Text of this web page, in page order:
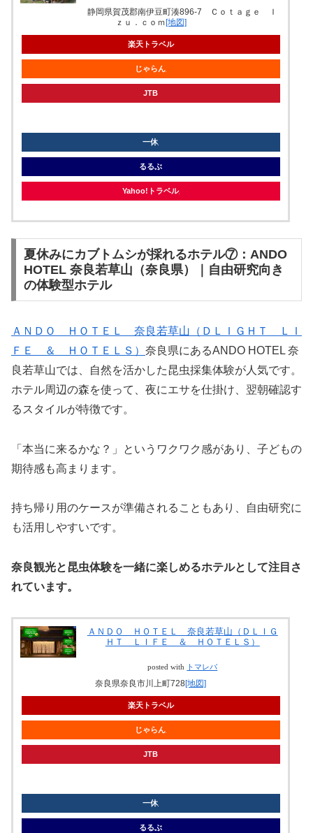
静岡県賀茂郡南伊豆町湊896-7 Ｃｏｔａｇｅ Ｉ
ｚｕ．ｃｏｍ[地図]
楽天トラベル
じゃらん
JTB
一休
るるぶ
Yahoo!トラベル
夏休みにカブトムシが採れるホテル⑦：ANDO
HOTEL 奈良若草山（奈良県）｜自由研究向き
の体験型ホテル
ＡＮＤＯ ＨＯＴＥＬ 奈良若草山（ＤＬＩＧＨＴ ＬＩ
ＦＥ ＆ ＨＯＴＥＬＳ） 奈良県にあるANDO HOTEL 奈
良若草山では、自然を活かした昆虫採集体験が人気です。
ホテル周辺の森を使って、夜にエサを仕掛け、翌朝確認す
るスタイルが特徴です。
「本当に来るかな？」というワクワク感があり、子どもの
期待感も高まります。
持ち帰り用のケースが準備されることもあり、自由研究に
も活用しやすいです。
奈良観光と昆虫体験を一緒に楽しめるホテルとして注目さ
れています。
ＡＮＤＯ ＨＯＴＥＬ 奈良若草山（ＤＬＩＧ
ＨＴ ＬＩＦＥ ＆ ＨＯＴＥＬＳ）
posted with トマレバ
奈良県奈良市川上町728[地図]
楽天トラベル
じゃらん
JTB
一休
るるぶ